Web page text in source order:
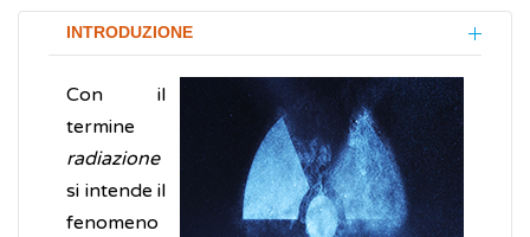
INTRODUZIONE
Con il
termine
radiazione
si intende il
fenomeno